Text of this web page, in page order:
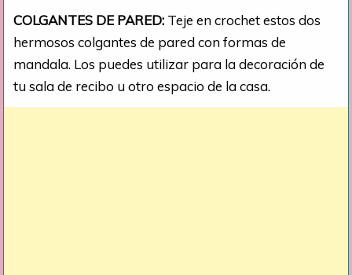
COLGANTES DE PARED: Teje en crochet estos dos
hermosos colgantes de pared con formas de
mandala. Los puedes utilizar para la decoración de
tu sala de recibo u otro espacio de la casa.